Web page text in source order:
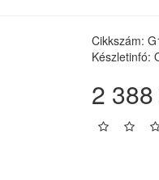
Cikkszám:
Készletinfó:
2